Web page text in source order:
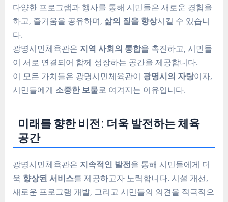
다양한 프로그램과 행사를 통해 시민들은 새로운 경험을
하고, 즐거움을 공유하며,삶의 질을 향상시킬 수 있습니
다.
광명시민체육관은 지역 사회의 통합을 촉진하고, 시민들
이 서로 연결되어 함께 성장하는 공간을 제공합니다.
이 모든 가치들은 광명시민체육관이 광명시의 자랑이자,
시민들에게 소중한 보물로 여겨지는 이유입니다.
미래를 향한 비전: 더욱 발전하는 체육
공간
광명시민체육관은 지속적인 발전을 통해 시민들에게 더
욱 향상된 서비스를 제공하고자 노력합니다. 시설 개선,
새로운 프로그램 개발, 그리고 시민들의 의견을 적극적으